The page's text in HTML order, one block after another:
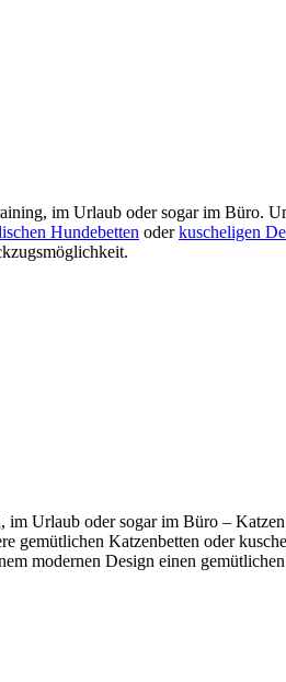
im Urlaub oder sogar im Büro.
Hundebetten oderkuscheligen
Urlaub oder sogar im Büro –
gemütlichen Katzenbetten oder
modernen Design einen